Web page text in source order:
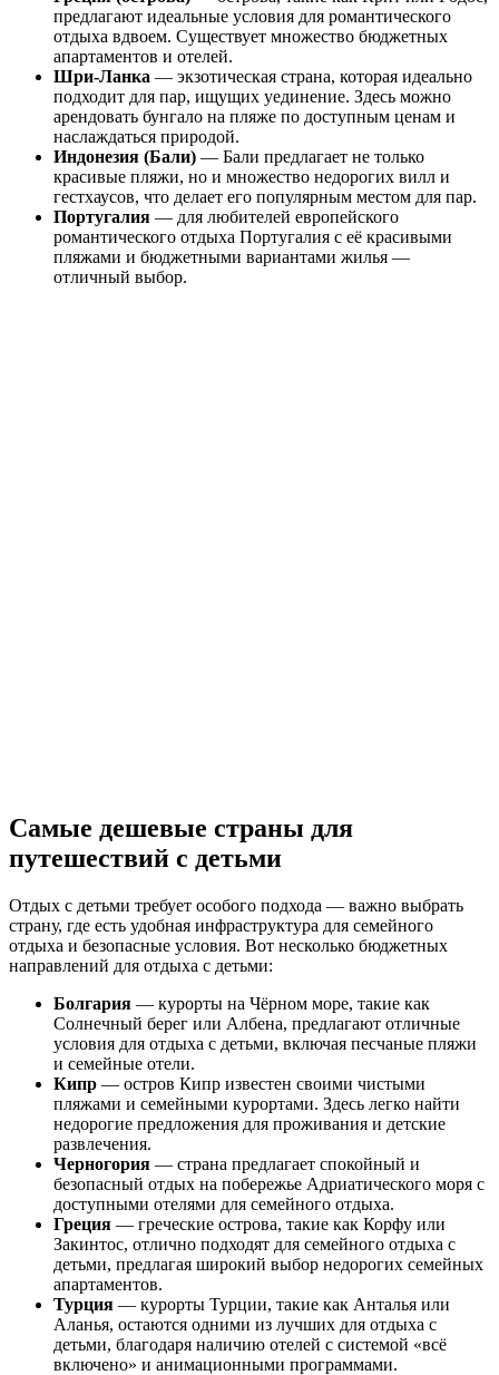
предлагают идеальные условия для романтического
отдыха вдвоем. Существует множество бюджетных
апартаментов и отелей.
Шри-Ланка — экзотическая страна, которая идеально
подходит для пар, ищущих уединение. Здесь можно
арендовать бунгало на пляже по доступным ценам и
наслаждаться природой.
Индонезия (Бали) — Бали предлагает не только
красивые пляжи, но и множество недорогих вилл и
гестхаусов, что делает его популярным местом для пар.
Португалия — для любителей европейского
романтического отдыха Португалия с её красивыми
пляжами и бюджетными вариантами жилья —
отличный выбор.
Самые дешевые страны для
путешествий с детьми
Отдых с детьми требует особого подхода — важно выбрать
страну, где есть удобная инфраструктура для семейного
отдыха и безопасные условия. Вот несколько бюджетных
направлений для отдыха с детьми:
Болгария — курорты на Чёрном море, такие как
Солнечный берег или Албена, предлагают отличные
условия для отдыха с детьми, включая песчаные пляжи
и семейные отели.
Кипр — остров Кипр известен своими чистыми
пляжами и семейными курортами. Здесь легко найти
недорогие предложения для проживания и детские
развлечения.
Черногория — страна предлагает спокойный и
безопасный отдых на побережье Адриатического моря с
доступными отелями для семейного отдыха.
Греция — греческие острова, такие как Корфу или
Закинтос, отлично подходят для семейного отдыха с
детьми, предлагая широкий выбор недорогих семейных
апартаментов.
Турция — курорты Турции, такие как Анталья или
Аланья, остаются одними из лучших для отдыха с
детьми, благодаря наличию отелей с системой «всё
включено» и анимационными программами.